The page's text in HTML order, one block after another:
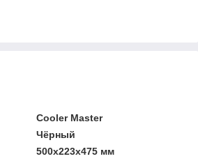
Cooler Master
Чёрный
500х223х475 мм